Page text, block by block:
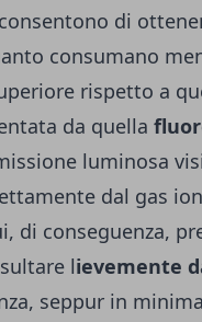
di
consumano
rispetto a
da quella
luminosa
dal gas
di conseguenza,
lievemente
seppur in